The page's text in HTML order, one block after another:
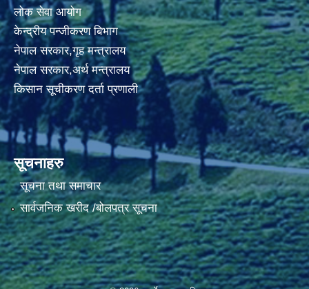
लोक सेवा आयोग
केन्द्रीय पन्जीकरण बिभाग
नेपाल सरकार,गृह मन्त्रालय
नेपाल सरकार,अर्थ मन्त्रालय
किसान सूचीकरण दर्ता प्रणाली
सूचनाहरु
सूचना तथा समाचार
सार्वजनिक खरीद /बोलपत्र सूचना